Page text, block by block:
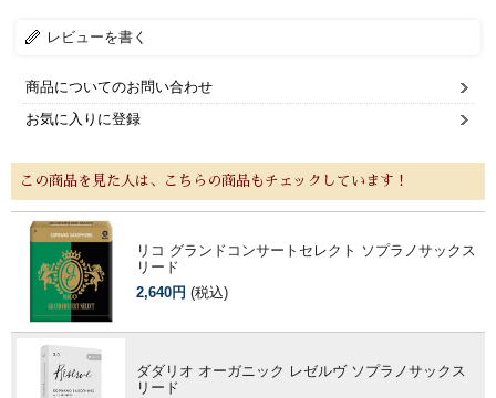
レビューを書く
商品についてのお問い合わせ
お気に入りに登録
この商品を見た人は、こちらの商品もチェックしています！
リコ グランドコンサートセレクト ソプラノサックス
リード
2,640円 (税込)
ダダリオ オーガニック レゼルヴ ソプラノサックス
リード